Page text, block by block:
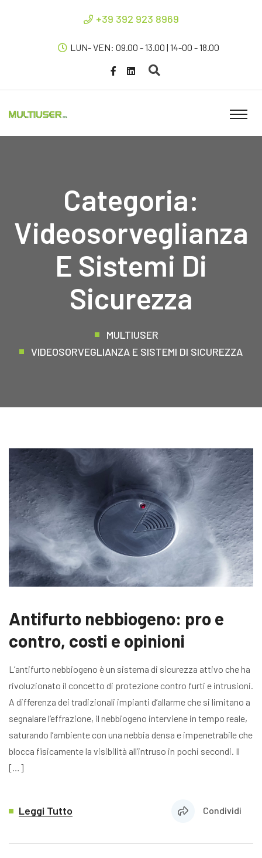
+39 392 923 8969
LUN- VEN: 09.00 - 13.00 | 14-00 - 18.00
Categoria:
Videosorveglianza
E Sistemi Di
Sicurezza
MULTIUSER
VIDEOSORVEGLIANZA E SISTEMI DI SICUREZZA
Antifurto nebbiogeno: pro e
contro, costi e opinioni
L’antifurto nebbiogeno è un sistema di sicurezza attivo che ha
rivoluzionato il concetto di protezione contro furti e intrusioni.
A differenza dei tradizionali impianti d’allarme che si limitano a
segnalare l’effrazione, il nebbiogeno interviene in tempo reale,
saturando l’ambiente con una nebbia densa e impenetrabile che
blocca fisicamente la visibilità all’intruso in pochi secondi. Il
[…]
Leggi Tutto Condividi